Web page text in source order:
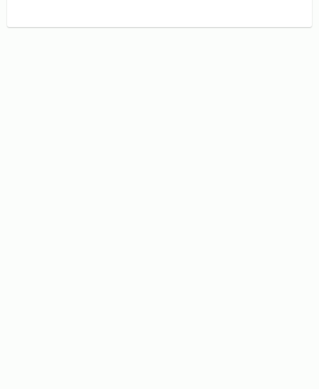
ligger till grund för filmatiseringen. Hans bästsäljare Änka i ett